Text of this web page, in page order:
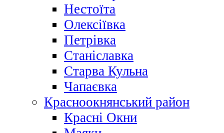
Нестоїта
Олексіївка
Петрівка
Станіславка
Старва Кульна
Чапаєвка
Красноокнянський район
Красні Окни